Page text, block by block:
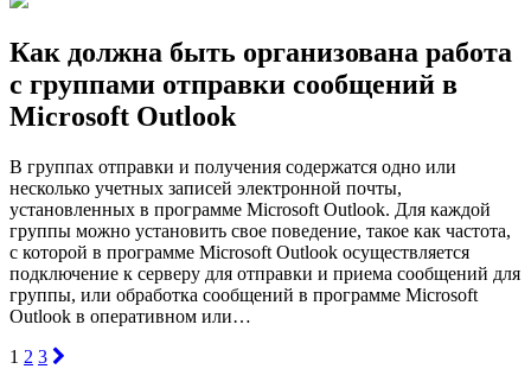
Как должна быть организована работа
с группами отправки сообщений в
Microsoft Outlook
В группах отправки и получения содержатся одно или
несколько учетных записей электронной почты,
установленных в программе Microsoft Outlook. Для каждой
группы можно установить свое поведение, такое как частота,
с которой в программе Microsoft Outlook осуществляется
подключение к серверу для отправки и приема сообщений для
группы, или обработка сообщений в программе Microsoft
Outlook в оперативном или…
1 2 3